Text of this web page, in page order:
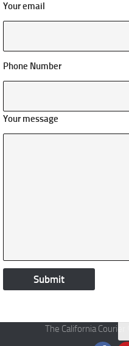
Your email
Phone Number
Your message
The California